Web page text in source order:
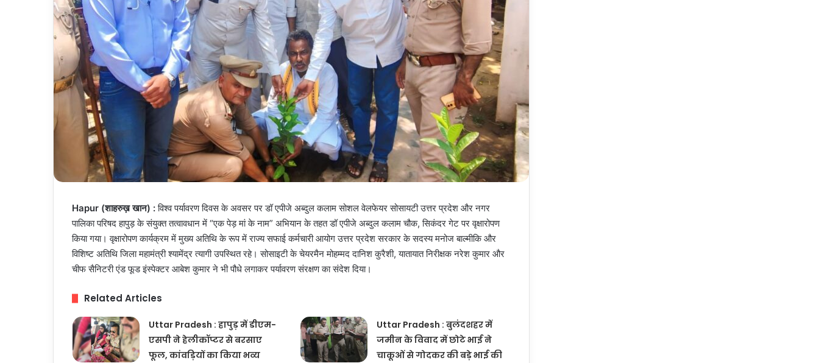
Hapur (शाहरुख़ खान) :विश्व पर्यावरण दिवस के अवसर पर डॉ एपीजे अब्दुल कलाम सोशल वेलफेयर सोसायटी उत्तर प्रदेश और नगर
पालिका परिषद हापुड़ के संयुक्त तत्वावधान में “एक पेड़ मां के नाम” अभियान के तहत डॉ एपीजे अब्दुल कलाम चौक, सिकंदर गेट पर वृक्षारोपण
किया गया। वृक्षारोपण कार्यक्रम में मुख्य अतिथि के रूप में राज्य सफाई कर्मचारी आयोग उत्तर प्रदेश सरकार के सदस्य मनोज बाल्मीकि और
विशिष्ट अतिथि जिला महामंत्री श्यामेंद्र त्यागी उपस्थित रहे। सोसाइटी के चेयरमैन मोहम्मद दानिश कुरैशी, यातायात निरीक्षक नरेश कुमार और
चीफ सैनिटरी एंड फूड इंस्पेक्टर आबेश कुमार ने भी पौधे लगाकर पर्यावरण संरक्षण का संदेश दिया।
Related Articles
Uttar Pradesh : हापुड़ में डीएम-
एसपी ने हेलीकॉप्टर से बरसाए
फूल, कांवड़ियों का किया भव्य
Uttar Pradesh : बुलंदशहर में
जमीन के विवाद में छोटे भाई ने
चाकूओं से गोदकर की बड़े भाई की